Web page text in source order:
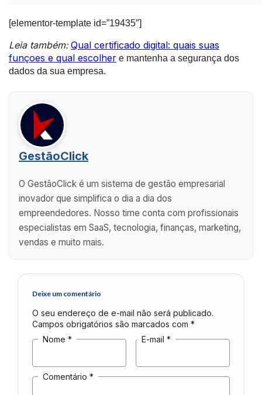
[elementor-template id=”19435″]
Leia também: Qual certificado digital: quais suas
funçoes e qual escolher e mantenha a segurança dos
dados da sua empresa.
GestãoClick
O GestãoClick é um sistema de gestão empresarial
inovador que simplifica o dia a dia dos
empreendedores. Nosso time conta com profissionais
especialistas em SaaS, tecnologia, finanças, marketing,
vendas e muito mais.
Deixe um comentário
O seu endereço de e-mail não será publicado.
Campos obrigatórios são marcados com *
Nome * E-mail *
Comentário *